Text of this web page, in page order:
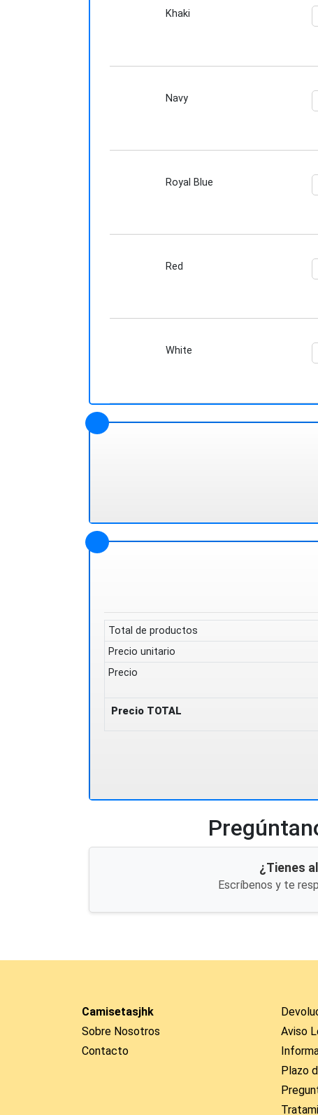
Khaki
Navy
Royal Blue
Red
White
Total de productos
Precio unitario
Precio
Precio TOTAL
¿Tienes
Escríbenos y te
Camisetasjhk
Sobre Nosotros
Contacto
Aviso
Plazo